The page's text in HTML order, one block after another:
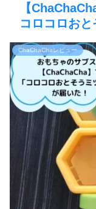
【
コロコロおと
ChaChaChaレビュー